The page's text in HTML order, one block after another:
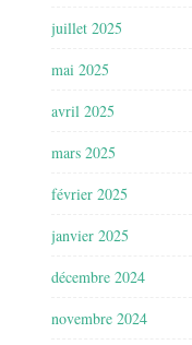
juillet 2025
mai 2025
avril 2025
mars 2025
février 2025
janvier 2025
décembre 2024
novembre 2024